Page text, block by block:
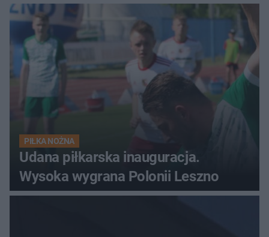
PIŁKA NOŻNA
Udana piłkarska inauguracja.
Wysoka wygrana Polonii Leszno